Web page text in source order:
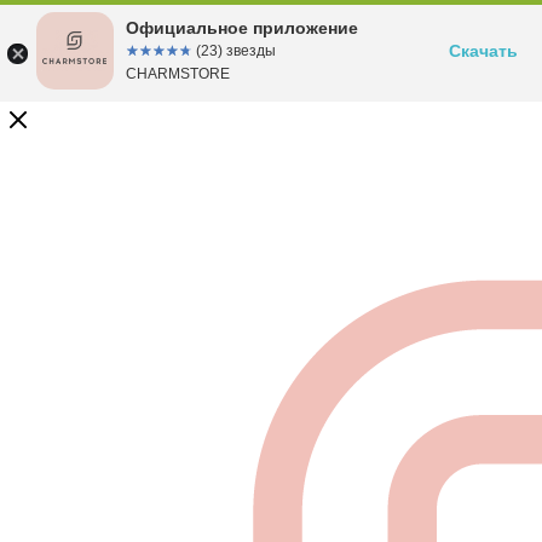
Официальное приложение
☆☆☆☆☆
★★★★★ (23) звезды
CHARMSTORE
Скачать